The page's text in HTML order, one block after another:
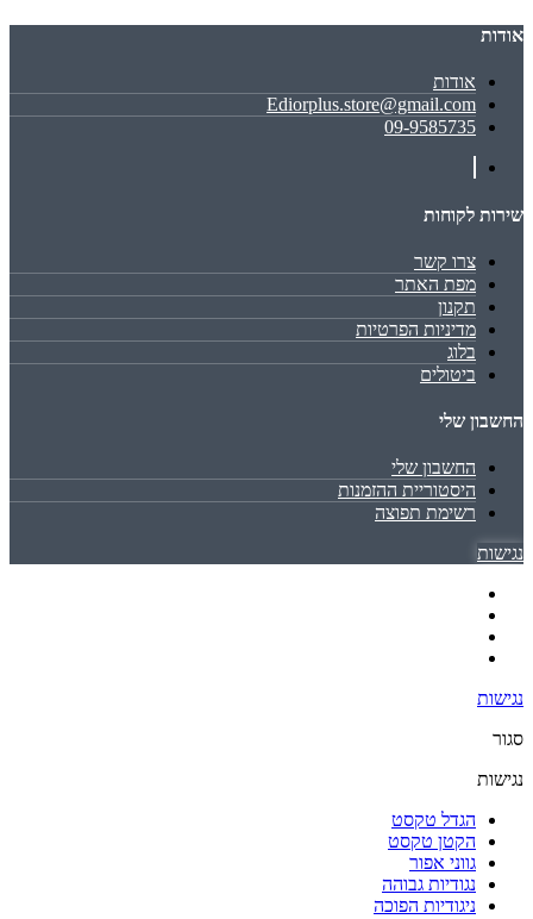
אודות
אודות
Ediorplus.store@gmail.com
09-9585735
שירות לקוחות
צרו קשר
מפת האתר
תקנון
מדיניות הפרטיות
בלוג
ביטולים
החשבון שלי
החשבון שלי
היסטוריית ההזמנות
רשימת תפוצה
נגישות
נגישות
סגור
נגישות
הגדל טקסט
הקטן טקסט
גווני אפור
נגודיות גבוהה
ניגודיות הפוכה